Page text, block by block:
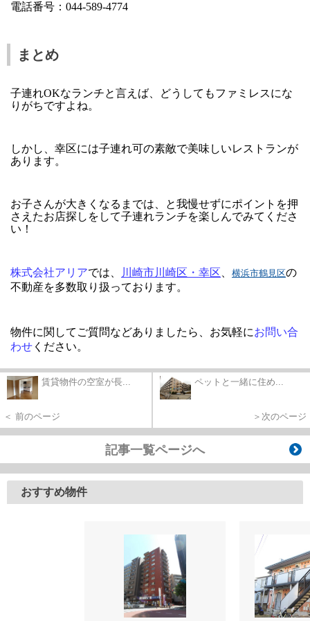
電話番号：044-589-4774
まとめ
子連れOKなランチと言えば、どうしてもファミレスにな
りがちですよね。
しかし、幸区には子連れ可の素敵で美味しいレストランが
あります。
お子さんが大きくなるまでは、と我慢せずにポイントを押
さえたお店探しをして子連れランチを楽しんでみてくださ
い！
株式会社アリアでは、 川崎市川崎区・幸区、 横浜市鶴見区の
不動産を多数取り扱っております。
物件に関してご質問などありましたら、お気軽にお問い合
わせ ください。
賃貸物件の空室が長...
＜ 前のページ
ペットと一緒に住め...
＞次のページ
記事一覧ページへ
おすすめ物件